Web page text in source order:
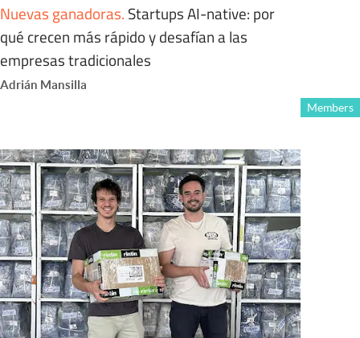
Nuevas ganadoras. Startups AI-native: por
qué crecen más rápido y desafían a las
empresas tradicionales
Adrián Mansilla
Members